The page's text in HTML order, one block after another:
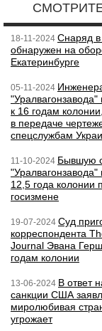
18-11-2024 Снаряд в
обнаружен на
Екатеринбурге
05-11-2024
"Уралвагонзавода"
к 16 годам
в передаче
спецслужбам
11-10-2024 Бывшую
"Уралвагонзавода"
12,5 года колонии
госизмене
19-07-2024 Суд
корреспондента
Journal Эвана
годам колонии
13-06-2024 В ответ
санкции США
миролюбивая
угрожает